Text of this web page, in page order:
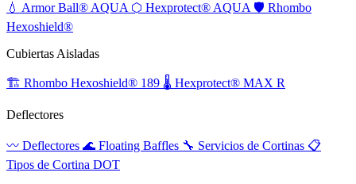
💧 Armor Ball® AQUA ⬡ Hexprotect® AQUA 🛡️ Rhombo
Hexoshield®
Cubiertas Aisladas
🏗️ Rhombo Hexoshield® 189 🌡️ Hexprotect® MAX R
Deflectores
〰️ Deflectores 🌊 Floating Baffles 🔧 Servicios de Cortinas 📋
Tipos de Cortina DOT